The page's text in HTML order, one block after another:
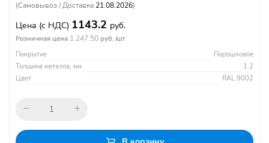
(Самовывоз / Доставка 21.08.2026)
Цена (с НДС) 1143.2 руб.
Розничная цена 1 247.50 руб. /шт
Покрытие
Порошковое
Толщина металла, мм
1.2
Цвет
RAL 9002